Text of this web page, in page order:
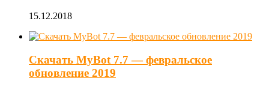
15.12.2018
Скачать MyBot 7.7 — февральское
обновление 2019